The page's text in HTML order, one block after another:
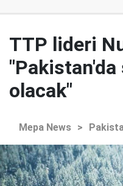
TTP lideri
olacak"
Mepa News >